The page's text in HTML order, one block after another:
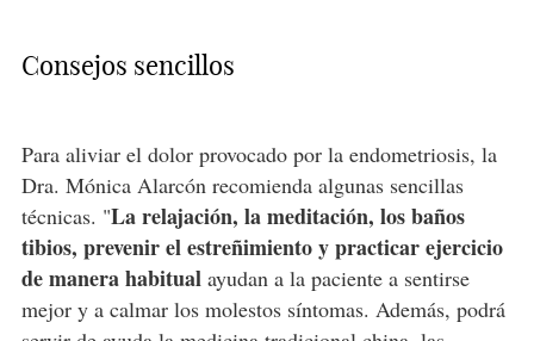
Consejos sencillos
Para aliviar el dolor provocado por la endometriosis, la
Dra. Mónica Alarcón recomienda algunas sencillas
técnicas. "La relajación, la meditación, los baños
tibios, prevenir el estreñimiento y practicar ejercicio
de manera habitualayudan a la paciente a sentirse
mejor y a calmar los molestos síntomas. Además, podrá